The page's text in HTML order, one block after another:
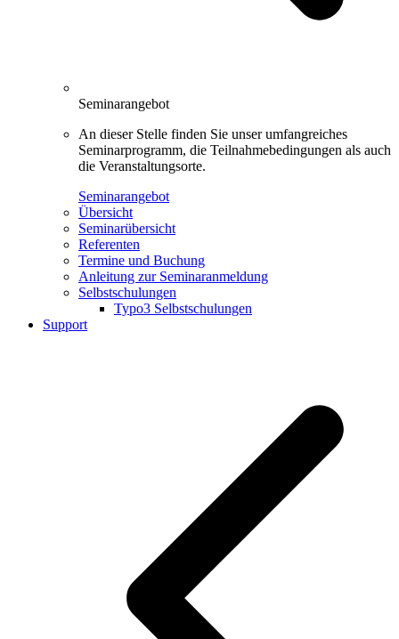
Seminarangebot
An dieser Stelle finden Sie unser umfangreiches
Seminarprogramm, die Teilnahmebedingungen als auch
die Veranstaltungsorte.
Seminarangebot
Übersicht
Seminarübersicht
Referenten
Termine und Buchung
Anleitung zur Seminaranmeldung
Selbstschulungen
Typo3 Selbstschulungen
Support